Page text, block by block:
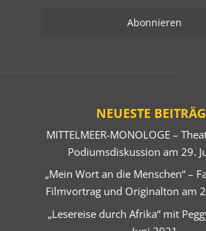
NEUESTE
MITTELMEER-MONOLOGE –
Podiumsdiskussion am 29.
„Mein Wort an die Menschen“ –
Filmvortrag und Originalton am
„Lesereise durch Afrika“ mit